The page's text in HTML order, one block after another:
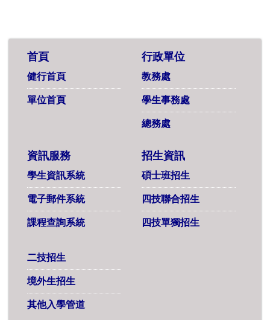
首頁
健行首頁
單位首頁
行政單位
教務處
學生事務處
總務處
資訊服務
學生資訊系統
電子郵件系統
課程查詢系統
招生資訊
碩士班招生
四技聯合招生
四技單獨招生
二技招生
境外生招生
其他入學管道